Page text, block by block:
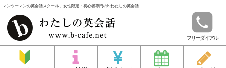
マンツーマンの英会話スクール、女性限定・初心者専門のb わたしの英会話
フリーダイアル